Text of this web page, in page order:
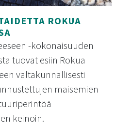
ROKUA
-kokonaisuuden
tuovat esiin Rokua
valtakunnallisesti
maisemien
keinoin.